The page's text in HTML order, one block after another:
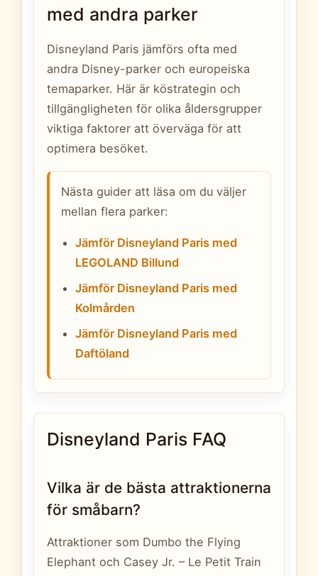
med andra parker
Disneyland Paris jämförs ofta med
andra Disney-parker och europeiska
temaparker. Här är köstrategin och
tillgängligheten för olika åldersgrupper
viktiga faktorer att överväga för att
optimera besöket.
Nästa guider att läsa om du väljer
mellan flera parker:
Jämför Disneyland Paris med
LEGOLAND Billund
Jämför Disneyland Paris med
Kolmården
Jämför Disneyland Paris med
Daftöland
Disneyland Paris FAQ
Vilka är de bästa attraktionerna
för småbarn?
Attraktioner som Dumbo the Flying
Elephant och Casey Jr. – Le Petit Train